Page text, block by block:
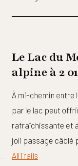
Le Lac du
alpine à 2
À mi-chemin entre
par le lac peut
rafraîchissante et
joli passage câblé
AllTrails